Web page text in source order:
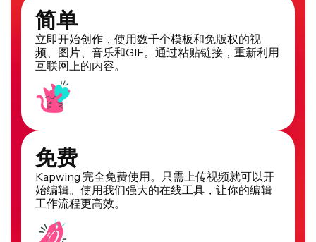
简单
立即开始创作，使用数千个模板和免版权的视
频、图片、音乐和GIF。通过粘贴链接，重新利用
互联网上的内容。
免费
Kapwing 完全免费使用。只需上传视频就可以开
始编辑。使用我们强大的在线工具，让你的编辑
工作流程更高效。